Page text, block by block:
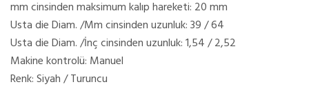
mm cinsinden maksimum kalıp hareketi: 20 mm
Usta die Diam. /Mm cinsinden uzunluk: 39 / 64
Usta die Diam. /İnç cinsinden uzunluk: 1,54 / 2,52
Makine kontrolü: Manuel
Renk: Siyah / Turuncu